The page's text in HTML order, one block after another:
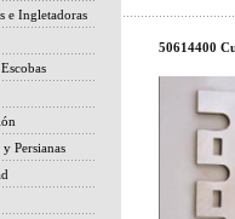
e Ingletadoras
Persianas
50614400